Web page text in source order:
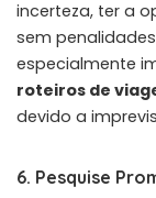
incerteza, ter a
sem
especialmente
roteiros de
devido a
6. Pesquise